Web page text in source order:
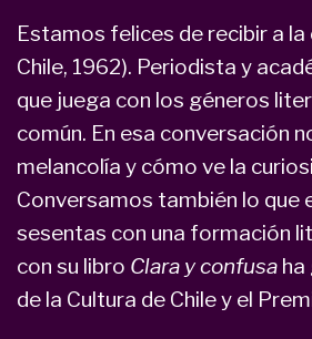
Estamos felices de recibir a
Chile, 1962). Periodista y
que juega con los géneros
común. En esa conversación
melancolía y cómo ve la
Conversamos también lo que
sesentas con una formación
con su libro Clara y confusa ha
de la Cultura de Chile y el